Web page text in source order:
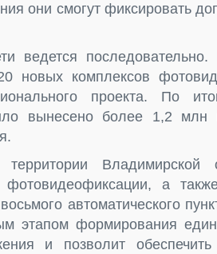
они смогут фиксировать
ведется
новых комплексов
проекта. По
вынесено более 1,2 млн
Владимирской
фотовидеофиксации, а
автоматического
этапом формирования
и позволит